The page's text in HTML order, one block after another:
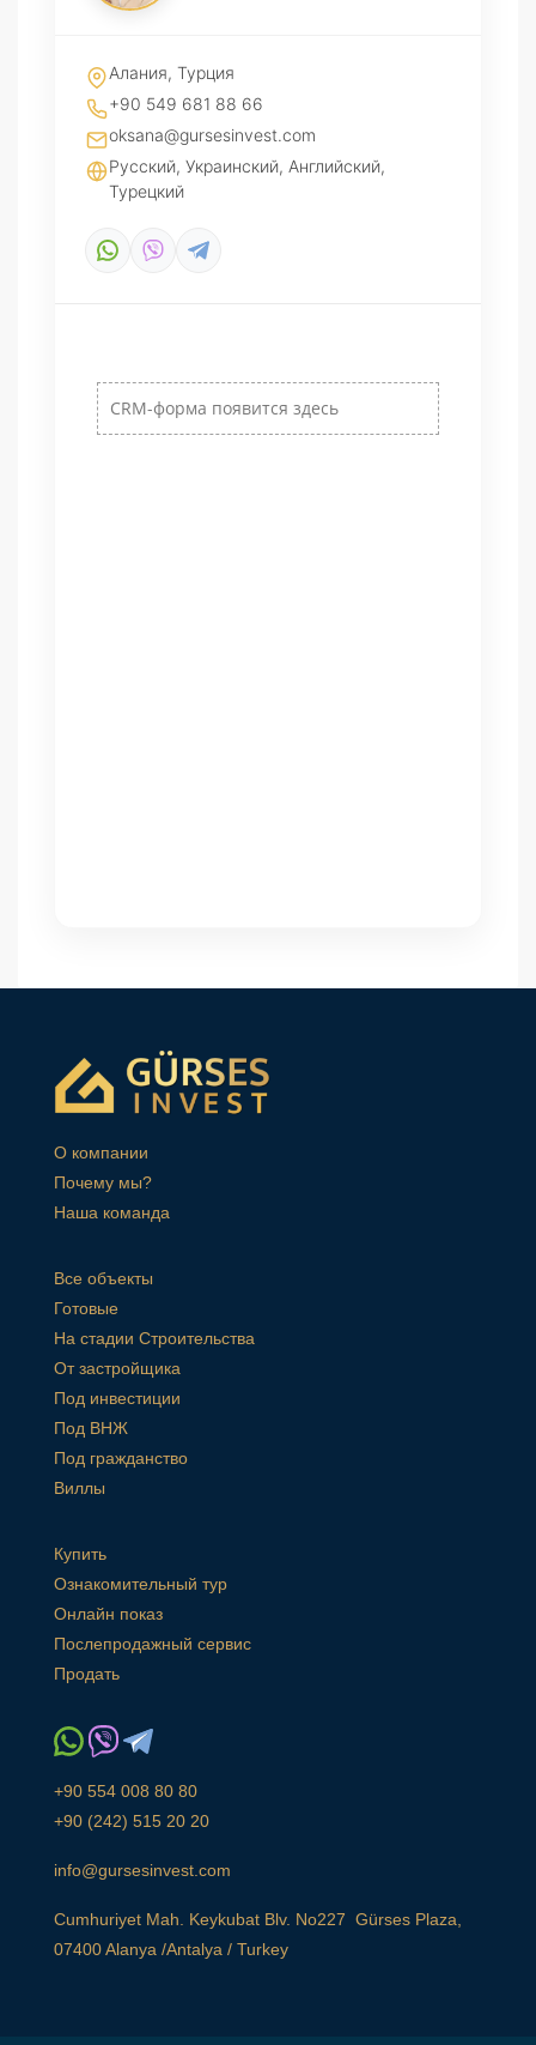
Алания, Турция
+90 549 681 88 66
oksana@gursesinvest.com
Русский, Украинский, Английский,
Турецкий
О компании
Почему мы?
Наша команда
Все объекты
Готовые
На стадии Строительства
От застройщика
Под инвестиции
Под ВНЖ
Под гражданство
Виллы
Купить
Ознакомительный тур
Онлайн показ
Послепродажный сервис
Продать
+90 554 008 80 80
+90 (242) 515 20 20
info@gursesinvest.com
Cumhuriyet Mah. Keykubat Blv. No227 Gürses Plaza,
07400 Alanya /Antalya / Turkey